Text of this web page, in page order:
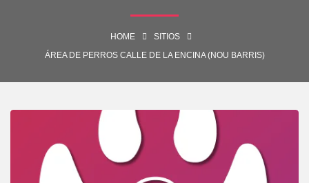
HOME
SITIOS
ÁREA DE PERROS CALLE DE LA ENCINA (NOU BARRIS)